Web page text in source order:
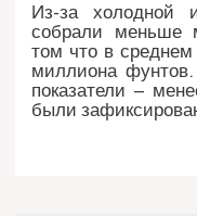
Из-за холодной
собрали меньше
том что в
миллиона
показатели –
были